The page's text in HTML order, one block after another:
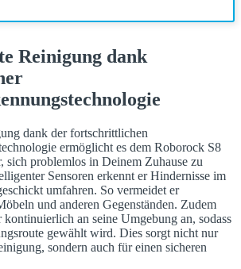
Reinigung dank
dank der fortschrittlichen
ermöglicht es dem Roborock S8
sich problemlos in Deinem Zuhause zu
Sensoren erkennt er Hindernisse im
umfahren. So vermeidet er
und anderen Gegenständen. Zudem
kontinuierlich an seine Umgebung an, sodass
gewählt wird. Dies sorgt nicht nur
sondern auch für einen sicheren